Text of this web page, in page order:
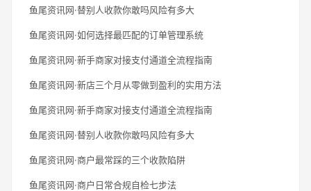
鱼尾资讯网·替别人收款你敢吗风险有多大
鱼尾资讯网·如何选择最匹配的订单管理系统
鱼尾资讯网·新手商家对接支付通道全流程指南
鱼尾资讯网·新店三个月从零做到盈利的实用方法
鱼尾资讯网·新手商家对接支付通道全流程指南
鱼尾资讯网·替别人收款你敢吗风险有多大
鱼尾资讯网·商户最常踩的三个收款陷阱
鱼尾资讯网·商户日常合规自检七步法